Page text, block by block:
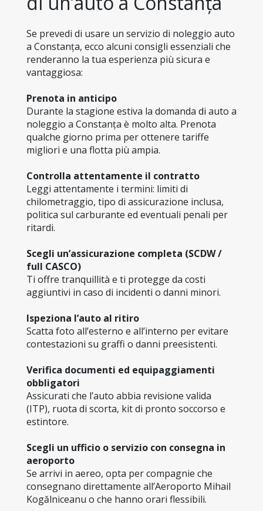
Se prevedi di usare un servizio di noleggio auto
a Constanța, ecco alcuni consigli essenziali che
renderanno la tua esperienza più sicura e
vantaggiosa:
Prenota in anticipo
Durante la stagione estiva la domanda di auto a
noleggio a Constanța è molto alta. Prenota
qualche giorno prima per ottenere tariffe
migliori e una flotta più ampia.
Controlla attentamente il contratto
Leggi attentamente i termini: limiti di
chilometraggio, tipo di assicurazione inclusa,
politica sul carburante ed eventuali penali per
ritardi.
Scegli un’assicurazione completa (SCDW /
full CASCO)
Ti offre tranquillità e ti protegge da costi
aggiuntivi in caso di incidenti o danni minori.
Ispeziona l’auto al ritiro
Scatta foto all’esterno e all’interno per evitare
contestazioni su graffi o danni preesistenti.
Verifica documenti ed equipaggiamenti
obbligatori
Assicurati che l’auto abbia revisione valida
(ITP), ruota di scorta, kit di pronto soccorso e
estintore.
Scegli un ufficio o servizio con consegna in
aeroporto
Se arrivi in aereo, opta per compagnie che
consegnano direttamente all’Aeroporto Mihail
Kogălniceanu o che hanno orari flessibili.